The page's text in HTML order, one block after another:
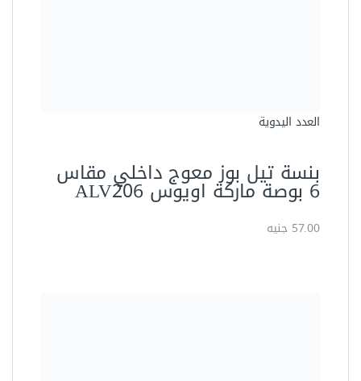
العدد اليدوية
بنسة تيل بوز معوج داخلي مقاس
6 بوصة ماركة اويوس ALV206
57.00 جنيه